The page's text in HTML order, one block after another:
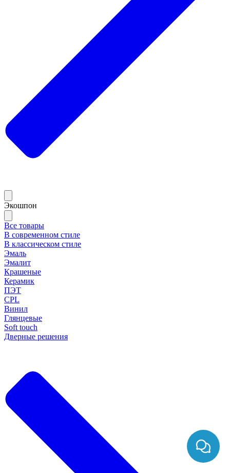
Экошпон
Все товары
В современном стиле
В классическом стиле
Эмаль
Эмалит
Крашеные
Керамик
ПЭТ
CPL
Винил
Глянцевые
Soft touch
Дверные решения